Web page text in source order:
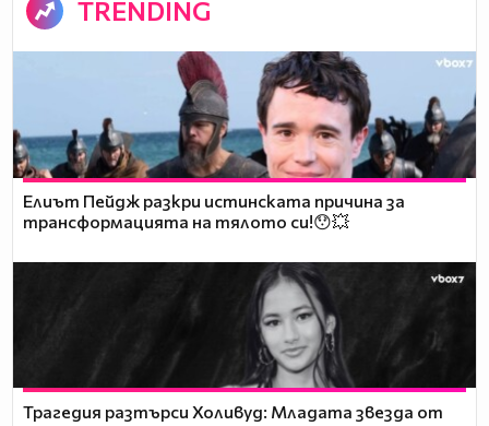
TRENDING
Елиът Пейдж разкри истинската причина за
трансформацията на тялото си!😯💥
Трагедия разтърси Холивуд: Младата звезда от